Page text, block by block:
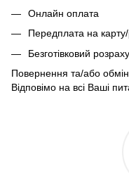
Онлайн оплата
Передплата на
Безготівковий
Повернення та/або
Відповімо на всі Ваші